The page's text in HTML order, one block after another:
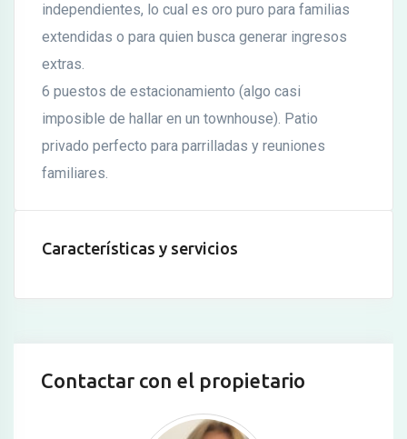
independientes, lo cual es oro puro para familias
extendidas o para quien busca generar ingresos
extras.
6 puestos de estacionamiento (algo casi
imposible de hallar en un townhouse). Patio
privado perfecto para parrilladas y reuniones
familiares.
Características y servicios
Contactar con el propietario